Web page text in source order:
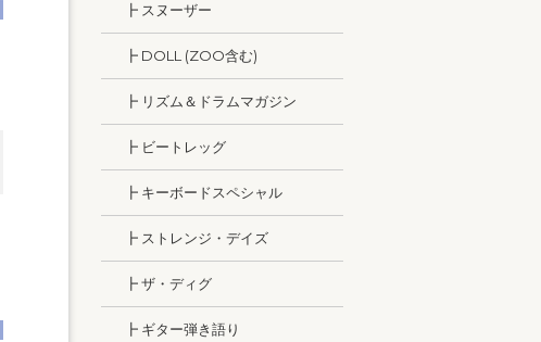
┣ スヌーザー
┣ DOLL (ZOO含む)
┣ リズム＆ドラムマガジン
┣ ビートレッグ
┣ キーボードスペシャル
┣ ストレンジ・デイズ
┣ ザ・ディグ
┣ ギター弾き語り